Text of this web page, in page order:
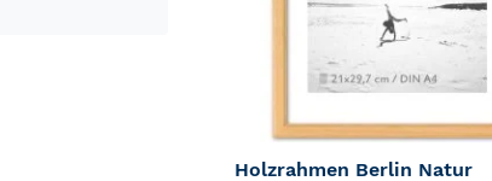
Holzrahmen Berlin Natur